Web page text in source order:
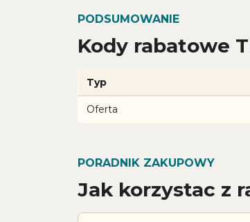
PODSUMOWANIE
Kody rabatowe
Typ
Oferta
PORADNIK ZAKUPOWY
Jak korzystac z